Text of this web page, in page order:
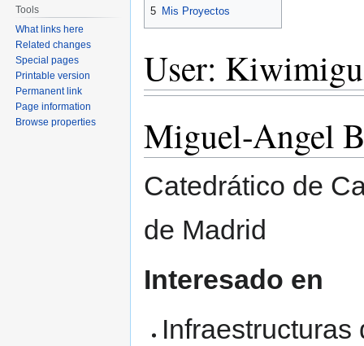
5 Mis Proyectos
User:
Miguel-Angel
Catedrático de
de Madrid
Interesado en
Tools
What links here
Related changes
Special pages
Printable version
Permanent link
Page information
Browse properties